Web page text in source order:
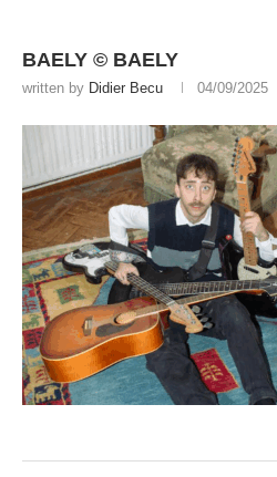
BAELY © BAELY
written by Didier Becu 04/09/2025